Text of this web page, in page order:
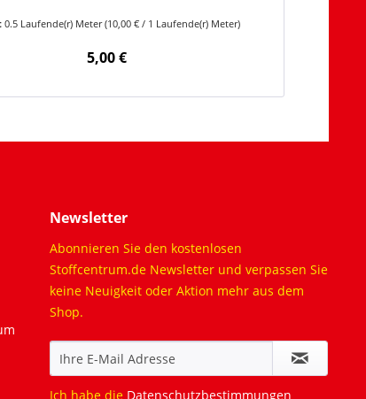
0.5 Laufende(r) Meter(10,00 € / 1 Laufende(r) Meter)
5,00 €
Newsletter
Abonnieren Sie den kostenlosen
Stoffcentrum.de Newsletter und verpassen Sie
keine Neuigkeit oder Aktion mehr aus dem
Shop.
Ich habe die Datenschutzbestimmungen